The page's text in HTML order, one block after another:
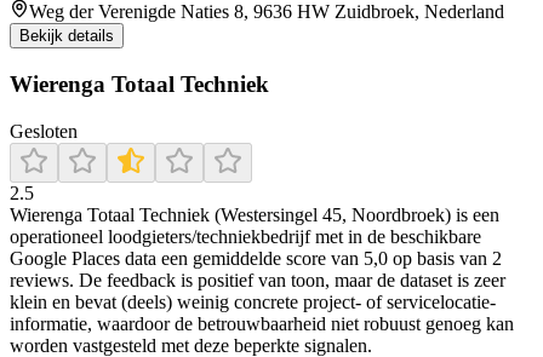
Weg der Verenigde Naties 8, 9636 HW Zuidbroek, Nederland
Bekijk details
Wierenga Totaal Techniek
Gesloten
2.5
Wierenga Totaal Techniek (Westersingel 45, Noordbroek) is een
operationeel loodgieters/techniekbedrijf met in de beschikbare
Google Places data een gemiddelde score van 5,0 op basis van 2
reviews. De feedback is positief van toon, maar de dataset is zeer
klein en bevat (deels) weinig concrete project- of servicelocatie-
informatie, waardoor de betrouwbaarheid niet robuust genoeg kan
worden vastgesteld met deze beperkte signalen.